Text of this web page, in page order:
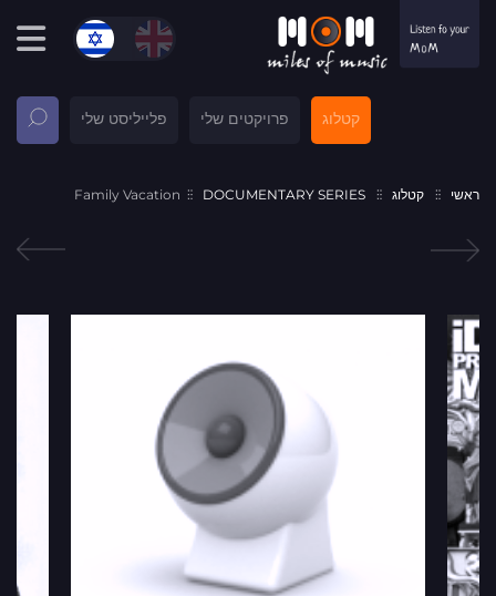
קטלוג פרויקטים שלי פלייליסט שלי
ראשי קטלוג DOCUMENTARY SERIES
Family Vacation